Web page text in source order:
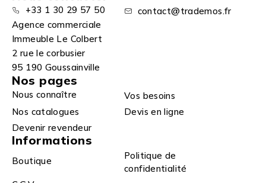
+33 1 30 29 57 50
contact@trademos.fr
Agence commerciale
Immeuble Le Colbert
2 rue le corbusier
95 190 Goussainville
Nos pages
Nous connaître
Vos besoins
Nos catalogues
Devis en ligne
Devenir revendeur
Informations
Boutique
Politique de
confidentialité